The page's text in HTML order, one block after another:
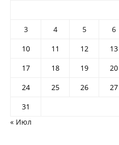
3
4 5 6
10
11 12 13
17
18 19 20
24
25 26 27
31
« Июл